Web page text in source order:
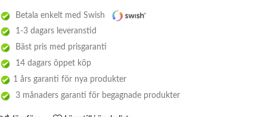
Betala enkelt med Swish
1-3 dagars leveranstid
Bäst pris med prisgaranti
14 dagars öppet köp
1 års garanti för nya produkter
3 månaders garanti för begagnade produkter